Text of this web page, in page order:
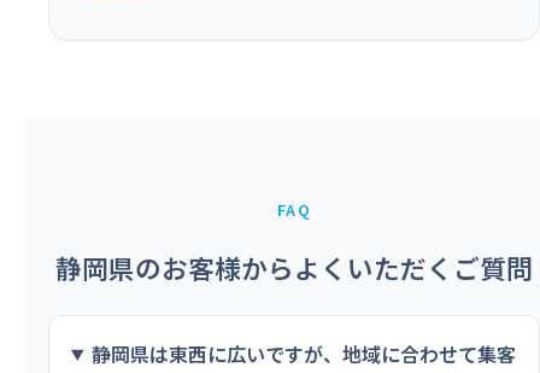
FAQ
静岡県のお客様からよくいただくご質問
静岡県は東西に広いですが、地域に合わせて集客